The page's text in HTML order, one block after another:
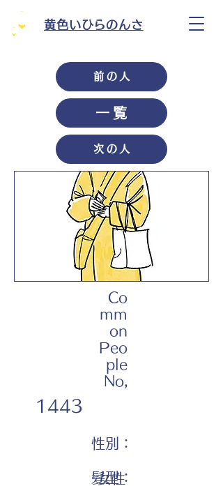
黄色いひらのんさ
前の人
一覧
次の人
Co
mm
on
Peo
ple
No,
1443
性別：
女性
髪型：